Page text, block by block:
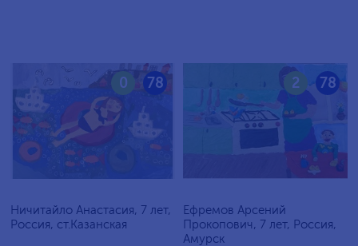
78
0
Ничитайло Анастасия, 7 лет,
Россия, ст.Казанская
78
2
Ефремов Арсений
Прокопович, 7 лет, Россия,
Амурск